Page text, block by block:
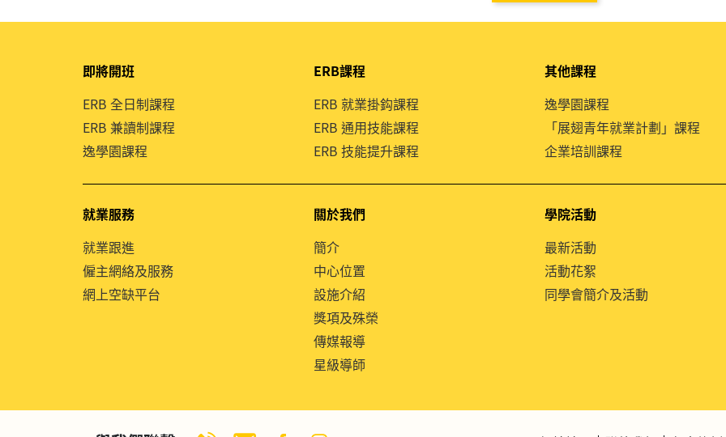
即將開班
ERB 全日制課程
ERB 兼讀制課程
逸學園課程
ERB課程
ERB 就業掛鈎課程
ERB 通用技能課程
ERB 技能提升課程
其他課程
逸學園課程
「展翅青年就業計劃」課程
企業培訓課程
就業服務
就業跟進
僱主網絡及服務
網上空缺平台
關於我們
簡介
中心位置
設施介紹
獎項及殊榮
傳媒報導
星級導師
學院活動
最新活動
活動花絮
同學會簡介及活動